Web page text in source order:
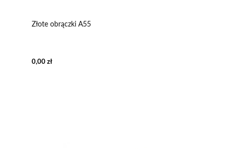
Złote obrączki A55
0,00 zł